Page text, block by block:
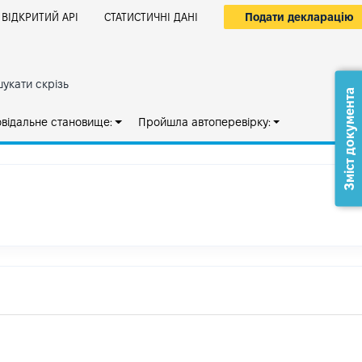
ВІДКРИТИЙ АРІ СТАТИСТИЧНІ ДАНІ Подати декларацію
скрізь
становище: Пройшла автоперевірку: Зміст документа